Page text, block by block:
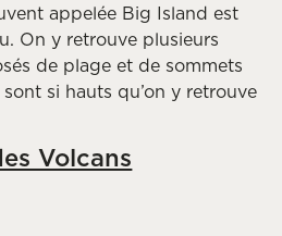
appelée Big Island est
On y retrouve plusieurs
de plage et de sommets
si hauts qu’on y retrouve
Volcans